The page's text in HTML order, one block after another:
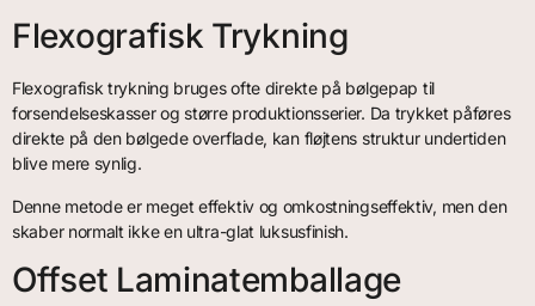
Flexografisk Trykning
Flexografisk trykning bruges ofte direkte på bølgepap til
forsendelseskasser og større produktionsserier. Da trykket påføres
direkte på den bølgede overflade, kan fløjtens struktur undertiden
blive mere synlig.
Denne metode er meget effektiv og omkostningseffektiv, men den
skaber normalt ikke en ultra-glat luksusfinish.
Offset Laminatemballage